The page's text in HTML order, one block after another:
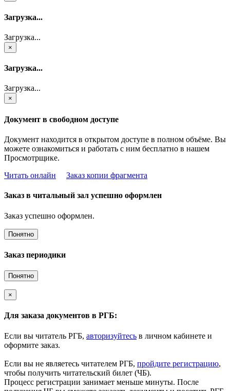
Загрузка...
Загрузка...
×
Загрузка...
Загрузка...
×
Документ в свободном доступе
Документ находится в открытом доступе в полном объёме. Вы
можете ознакомиться и работать с ним бесплатно в нашем
Просмотрщике.
Читать онлайн
Заказ копии фрагмента
Заказ в читальный зал успешно оформлен
Заказ успешно оформлен.
Понятно
Заказ периодики
Понятно
×
Для заказа документов в РГБ:
Если вы читатель РГБ, авторизуйтесь в личном кабинете и
оформите заказ.
Если вы не являетесь читателем РГБ, пройдите регистрацию,
чтобы получить читательский билет (ЧБ).
Процесс регистрации занимает меньше минуты. После